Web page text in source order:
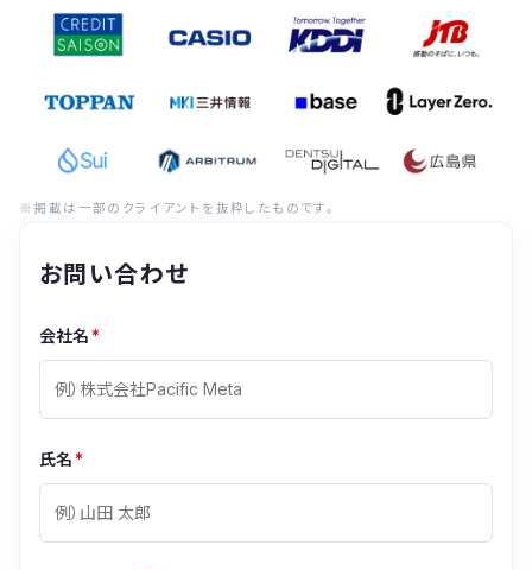
※掲載は一部のクライアントを抜粋したものです。
お問い合わせ
会社名*
氏名*